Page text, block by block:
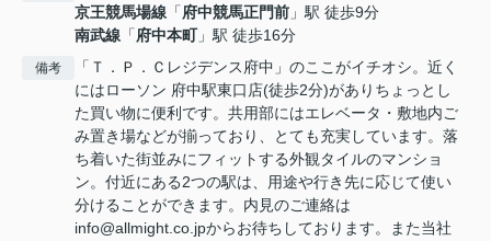
京王競馬場線 「府中競馬正門前 」駅 徒歩9分
南武線 「府中本町」駅 徒歩16分
備考
「Ｔ．Ｐ．Ｃレジデンス府中」のここがイチオシ。近く
にはローソン 府中駅東口店(徒歩2分)がありちょっとし
た買い物に便利です。共用部にはエレベータ・敷地内ご
み置き場などが揃っており、とても充実しています。落
ち着いた街並みにフィットする外観タイルのマンショ
ン。付近にある2つの駅は、用途や行き先に応じて使い
分けることができます。内見のご連絡は
info@allmight.co.jpからお待ちしております。また当社